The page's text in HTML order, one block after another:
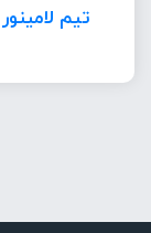
تیم لامینور